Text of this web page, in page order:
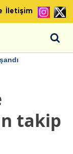
İletişim
takip